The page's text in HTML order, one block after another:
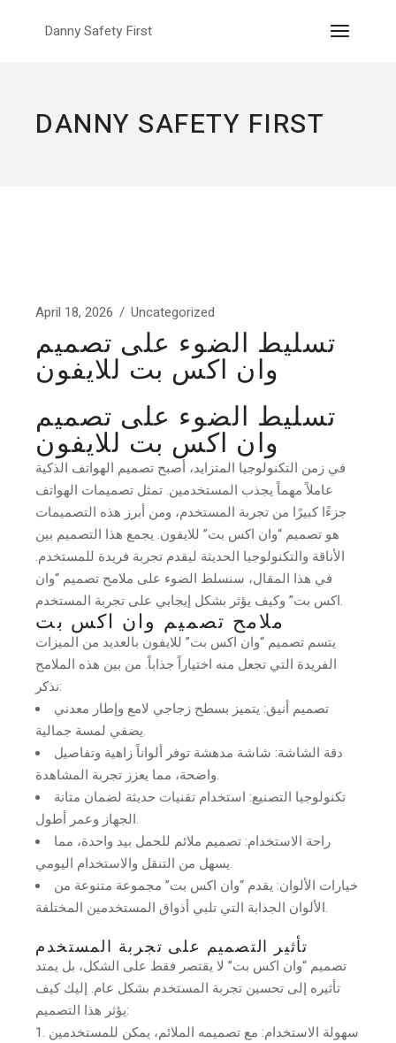
Danny Safety First
DANNY SAFETY FIRST
April 18, 2026 Uncategorized
تسليط الضوء على تصميم
وان اكس بت للايفون
تسليط الضوء على تصميم
وان اكس بت للايفون
في زمن التكنولوجيا المتزايد، أصبح تصميم الهواتف الذكية
عاملاً مهماً يجذب المستخدمين. تمثل تصميمات الهواتف
جزءًا كبيرًا من تجربة المستخدم، ومن أبرز هذه التصميمات
هو تصميم “وان اكس بت” للايفون. يجمع هذا التصميم بين
الأناقة والتكنولوجيا الحديثة ليقدم تجربة فريدة للمستخدم.
في هذا المقال، سنسلط الضوء على ملامح تصميم “وان
اكس بت” وكيف يؤثر بشكل إيجابي على تجربة المستخدم.
ملامح تصميم وان اكس بت
يتسم تصميم “وان اكس بت” للايفون بالعديد من الميزات
الفريدة التي تجعل منه اختياراً جذاباً. من بين هذه الملامح
نذكر:
تصميم أنيق: يتميز بسطح زجاجي لامع وإطار معدني
يضفي لمسة جمالية.
دقة الشاشة: شاشة مدهشة توفر ألواناً زاهية وتفاصيل
واضحة، مما يعزز تجربة المشاهدة.
تكنولوجيا التصنيع: استخدام تقنيات حديثة لضمان متانة
الجهاز وعمر أطول.
راحة الاستخدام: تصميم ملائم للحمل بيد واحدة، مما
يسهل من التنقل والاستخدام اليومي.
خيارات الألوان: يقدم “وان اكس بت” مجموعة متنوعة من
الألوان الجذابة التي تلبي أذواق المستخدمين المختلفة.
تأثير التصميم على تجربة المستخدم
تصميم “وان اكس بت” لا يقتصر فقط على الشكل، بل يمتد
تأثيره إلى تحسين تجربة المستخدم بشكل عام. إليك كيف
يؤثر هذا التصميم:
سهولة الاستخدام: مع تصميمه الملائم، يمكن للمستخدمين